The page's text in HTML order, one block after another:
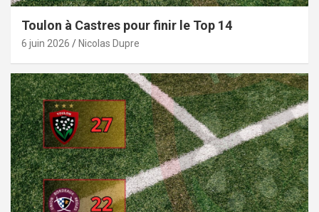
Toulon à Castres pour finir le Top 14
6 juin 2026 Nicolas Dupre